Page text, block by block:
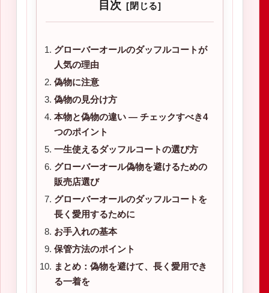
目次
グローバーオールのダッフルコートが
人気の理由
偽物に注意
偽物の見分け方
本物と偽物の違い ― チェックすべき4
つのポイント
一生使えるダッフルコートの選び方
グローバーオール偽物を避けるための
販売店選び
グローバーオールのダッフルコートを
長く愛用するために
お手入れの基本
保管方法のポイント
まとめ：偽物を避けて、長く愛用でき
る一着を